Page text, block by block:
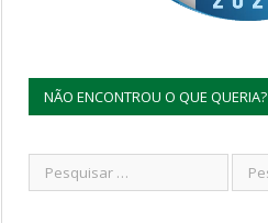
NÃO ENCONTROU O QUE QUERIA?